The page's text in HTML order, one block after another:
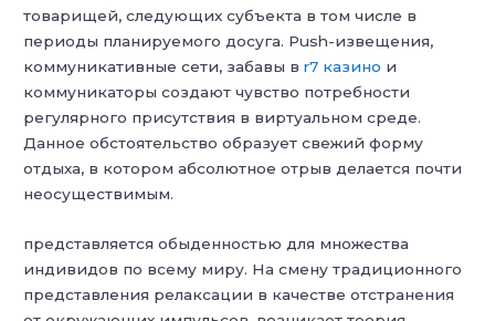
товарищей, следующих субъекта в том числе в
периоды планируемого досуга. Push-извещения,
коммуникативные сети, забавы вr7 казино и
коммуникаторы создают чувство потребности
регулярного присутствия в виртуальном среде.
Данное обстоятельство образует свежий форму
отдыха, в котором абсолютное отрыв делается почти
неосуществимым.
представляется обыденностью для множества
индивидов по всему миру. На смену традиционного
представления релаксации в качестве отстранения